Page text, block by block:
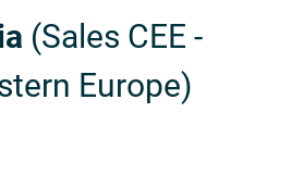
(Sales CEE -
Europe)